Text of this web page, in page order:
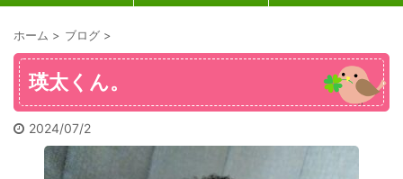
ホーム > ブログ >
瑛太くん。
2024/07/2